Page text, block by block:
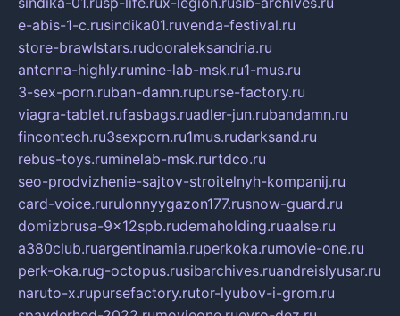
e-abis-1-c.rusindika01.ruvenda-festival.ru
store-brawlstars.rudooraleksandria.ru
antenna-highly.rumine-lab-msk.ru1-mus.ru
3-sex-porn.ruban-damn.rupurse-factory.ru
viagra-tablet.rufasbags.ruadler-jun.rubandamn.ru
fincontech.ru3sexporn.ru1mus.rudarksand.ru
rebus-toys.ruminelab-msk.rurtdco.ru
seo-prodvizhenie-sajtov-stroitelnyh-kompanij.ru
card-voice.rurulonnyygazon177.rusnow-guard.ru
domizbrusa-9x12spb.rudemaholding.ruaalse.ru
a380club.ruargentinamia.ruperkoka.rumovie-one.ru
perk-oka.rug-octopus.rusibarchives.ruandreislyusar.ru
naruto-x.rupursefactory.rutor-lyubov-i-grom.ru